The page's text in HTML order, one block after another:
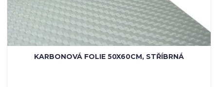
KARBONOVÁ FOLIE 50X60CM, STŘÍBRNÁ